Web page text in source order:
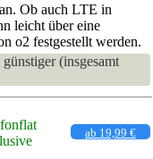
Ob auch LTE in
leicht über eine
o2 festgestellt werden.
(insgesamt
ab 19,99 €